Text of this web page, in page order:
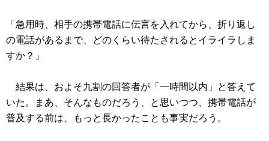
「急用時、相手の携帯電話に伝言を入れてから、折り返し
の電話があるまで、どのくらい待たされるとイライラしま
すか？」
結果は、およそ九割の回答者が「一時間以内」と答えて
いた。まあ、そんなものだろう、と思いつつ、携帯電話が
普及する前は、もっと長かったことも事実だろう。